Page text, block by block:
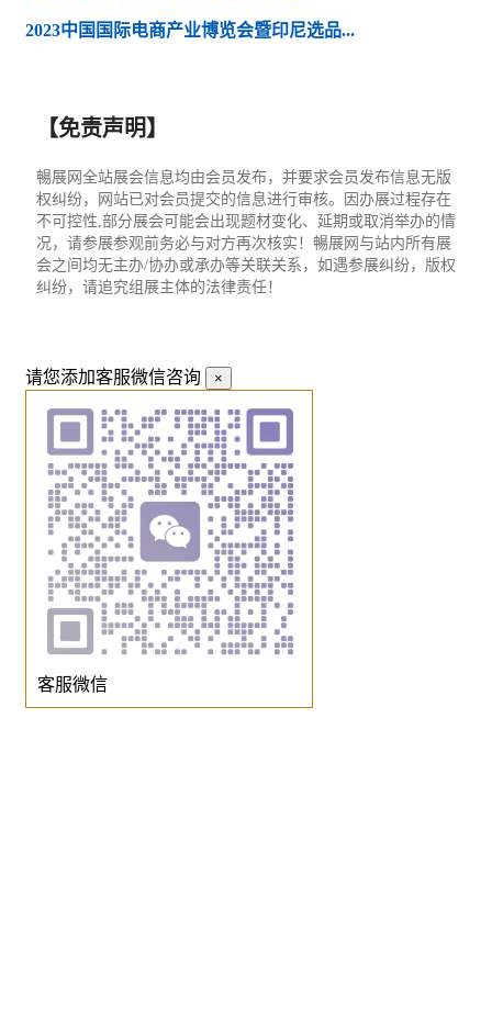
2023中国国际电商产业博览会暨印尼选品...
【免责声明】
暢展网全站展会信息均由会员发布，并要求会员发布信息无版
权纠纷，网站已对会员提交的信息进行审核。因办展过程存在
不可控性,部分展会可能会出现题材变化、延期或取消举办的情
况，请参展参观前务必与对方再次核实！暢展网与站内所有展
会之间均无主办/协办或承办等关联关系，如遇参展纠纷，版权
纠纷，请追究组展主体的法律责任！
请您添加客服微信咨询 ×
客服微信